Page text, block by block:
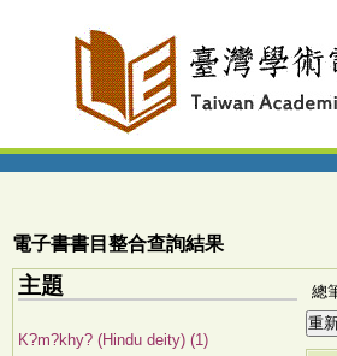
電子書書目整合查詢結果
主題
K?m?khy? (Hindu deity) (1)
總